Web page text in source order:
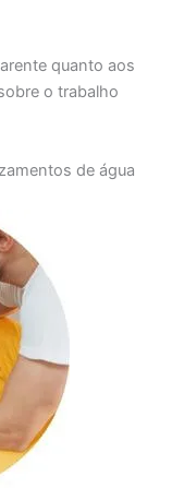
quanto aos
o trabalho
de água